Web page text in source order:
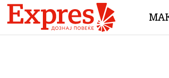
Skip to content